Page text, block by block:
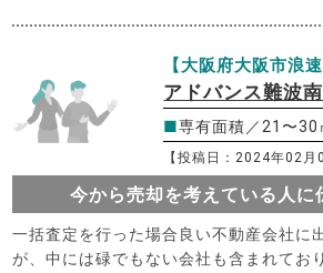
【大阪府大阪市浪速
アドバンス難波
■専有面積／21〜30
【投稿日：2024年02月
今から売却を考えている人に
一括査定を行った場合良い不動産会社に
が、中には碌でもない会社も含まれてお